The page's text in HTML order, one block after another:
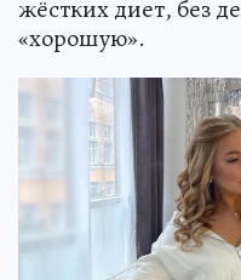
жёстких диет, без
«хорошую».